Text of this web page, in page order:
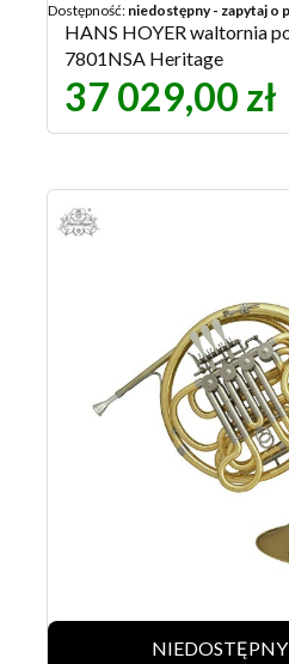
Dostępność: niedostępny - zapytaj o
HANS HOYER waltornia
7801NSA Heritage
37 029,00 zł